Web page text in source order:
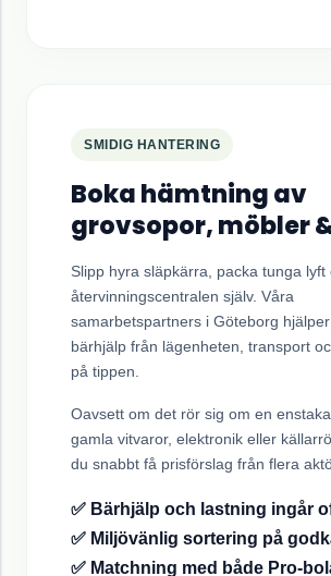
SMIDIG HANTERING
Boka hämtning av
grovsopor, möbler
Slipp hyra släpkärra, packa tunga lyft
återvinningscentralen själv. Våra
samarbetspartners i Göteborg
bärhjälp från lägenheten, transport
på tippen.
Oavsett om det rör sig om en enstaka
gamla vitvaror, elektronik eller
du snabbt få prisförslag från flera
✅ Bärhjälp och lastning ingår
✅ Miljövänlig sortering på
✅ Matchning med både Pro-